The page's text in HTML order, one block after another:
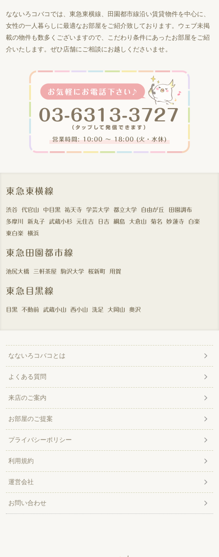
なないろコバコでは、東急東横線、田園都市線沿い賃貸物件を中心に、
女性の一人暮らしに最適なお部屋をご紹介致しております。ウェブ未掲
載の物件も数多くございますので、こだわり条件にあったお部屋をご紹
介いたします。ぜひ店舗にご相談にお越しくださいませ。
営業時間: 10:00 〜 18:00 (火・水休)
東急東横線
渋谷 代官山 中目黒 祐天寺 学芸大学 都立大学 自由が丘
田園調布
多摩川
新丸子 武蔵小杉 元住吉 日吉 綱島 大倉山 菊名 妙蓮寺
白楽
東白楽
横浜
東急田園都市線
池尻大橋 三軒茶屋 駒沢大学 桜新町 用賀
東急目黒線
目黒 不動前 武蔵小山 西小山 洗足 大岡山 奥沢
なないろコバコとは
よくある質問
来店のご案内
お部屋のご提案
プライバシーポリシー
利用規約
運営会社
お問い合わせ